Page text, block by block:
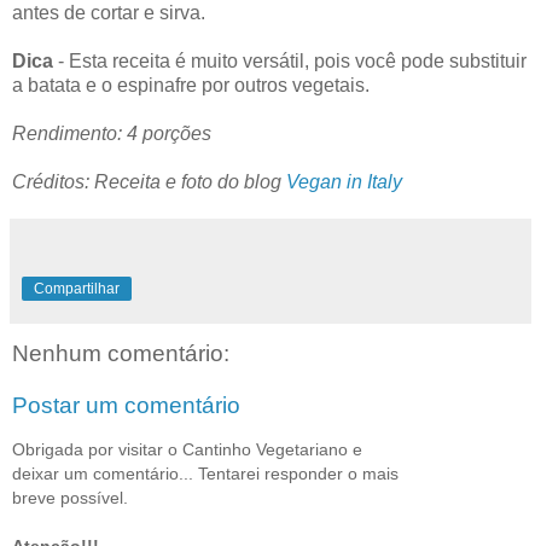
antes de cortar e sirva.
Dica - Esta receita é muito versátil, pois você pode substituir
a batata e o espinafre por outros vegetais.
Rendimento: 4 porções
Créditos: Receita e foto do blog Vegan in Italy
Compartilhar
Nenhum comentário:
Postar um comentário
Obrigada por visitar o Cantinho Vegetariano e
deixar um comentário... Tentarei responder o mais
breve possível.